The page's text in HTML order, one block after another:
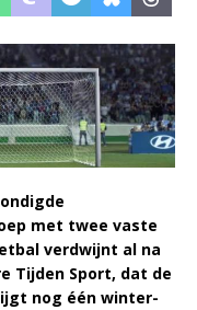
met twee vaste
verdwijnt al na
Tijden Sport, dat de
nog één winter-